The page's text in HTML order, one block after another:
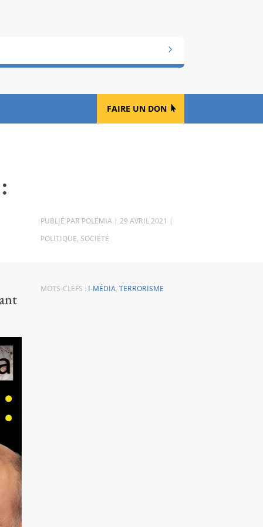
FAIRE UN DON
PAR POLÉMIA | 29 AVRIL 2021 |
POLITIQUE, SOCIÉTÉ
MOTS-CLEFS : I-MÉDIA, TERRORISME